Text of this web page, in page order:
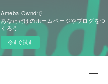
Ameba Owndで
あなただけのホームページやブログをつ
くろう
今すぐ試す